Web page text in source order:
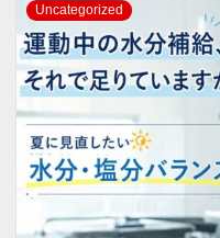
Uncategorized